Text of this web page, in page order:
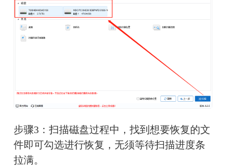
步骤3：扫描磁盘过程中，找到想要恢复的文
件即可勾选进行恢复，无须等待扫描进度条
拉满。